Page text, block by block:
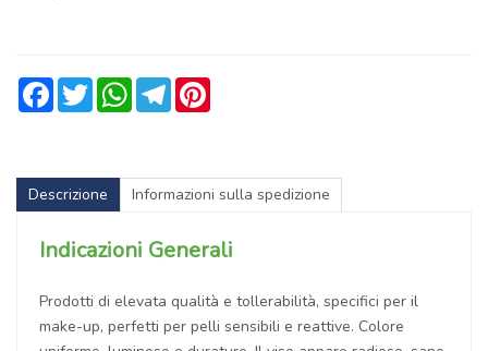
FacebookTwitter WhatsApp
Telegram
Descrizione Informazioni sulla spedizione
Indicazioni Generali
Prodotti di elevata qualità e tollerabilità, specifici per il
make-up, perfetti per pelli sensibili e reattive. Colore